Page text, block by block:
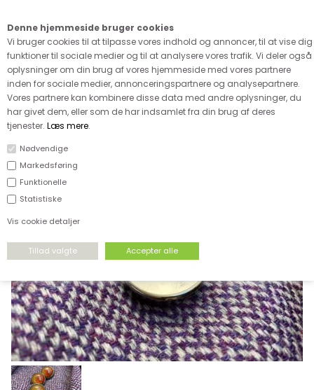
Denne hjemmeside bruger cookies
Vi bruger cookies til at tilpasse vores indhold og annoncer, til at vise dig
funktioner til sociale medier og til at analysere vores trafik. Vi deler også
oplysninger om din brug af vores hjemmeside med vores partnere
inden for sociale medier, annonceringspartnere og analysepartnere.
Vores partnere kan kombinere disse data med andre oplysninger, du
har givet dem, eller som de har indsamlet fra din brug af deres
tjenester. Læs mere.
Nødvendige
Markedsføring
Funktionelle
Statistiske
Vis cookie detaljer
FORSIDE›TILBEHØR›